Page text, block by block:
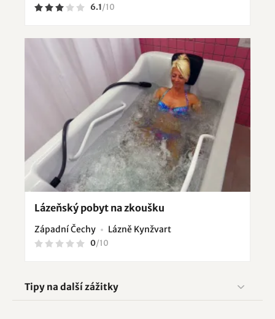
6.1/10
Lázeňský pobyt na zkoušku
Západní Čechy Lázně Kynžvart
0/10
Tipy na další zážitky